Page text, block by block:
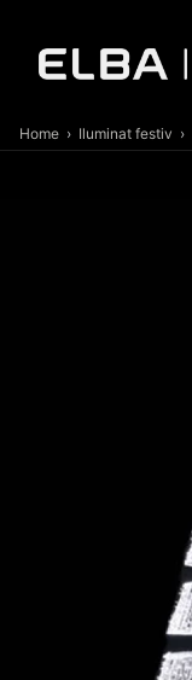
Home › Iluminat festiv ›